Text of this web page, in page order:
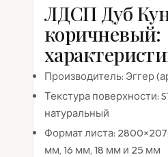
ЛДСП Дуб
коричневый:
Производитель: Эггер
Текстура поверхности:
натуральный
Формат листа:
мм, 16 мм, 18 мм и 25 мм